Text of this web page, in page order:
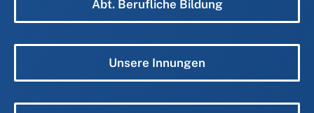
Abt. Berufliche Bildung
Unsere Innungen